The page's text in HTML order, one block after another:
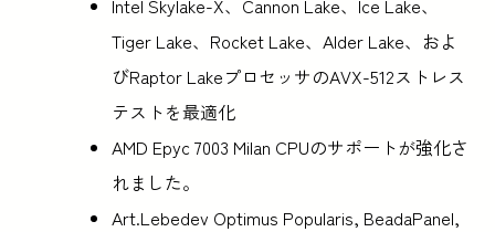
Tiger Lake、Rocket Lake、Alder Lake、およ
びRaptor LakeプロセッサのAVX-512ストレス
テストを最適化
AMD Epyc 7003 Milan CPUのサポートが強化さ
れました。
Art.Lebedev Optimus Popularis, BeadaPanel,